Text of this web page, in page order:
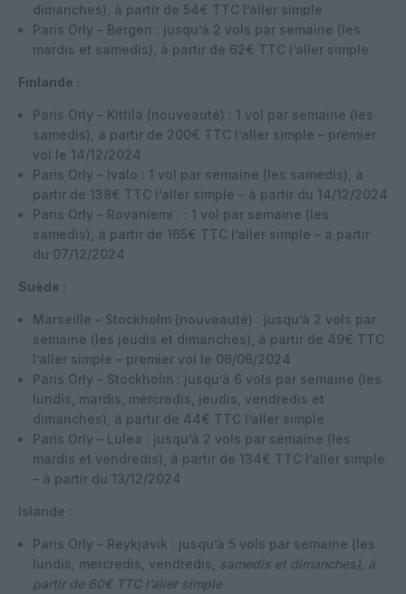
dimanches), à partir de 54€ TTC l’aller simple
Paris Orly – Bergen : jusqu’à 2 vols par semaine (les
mardis et samedis), à partir de 62€ TTC l’aller simple
Finlande :
Paris Orly – Kittilä (nouveauté) : 1 vol par semaine (les
samedis), à partir de 200€ TTC l’aller simple – premier
vol le 14/12/2024
Paris Orly – Ivalo : 1 vol par semaine (les samedis), à
partir de 138€ TTC l’aller simple – à partir du 14/12/2024
Paris Orly – Rovaniemi : : 1 vol par semaine (les
samedis), à partir de 165€ TTC l’aller simple – à partir
du 07/12/2024
Suède :
Marseille – Stockholm (nouveauté) : jusqu’à 2 vols par
semaine (les jeudis et dimanches), à partir de 49€ TTC
l’aller simple – premier vol le 06/06/2024
Paris Orly – Stockholm : jusqu’à 6 vols par semaine (les
lundis, mardis, mercredis, jeudis, vendredis et
dimanches), à partir de 44€ TTC l’aller simple
Paris Orly – Lulea : jusqu’à 2 vols par semaine (les
mardis et vendredis), à partir de 134€ TTC l’aller simple
– à partir du 13/12/2024
Islande :
Paris Orly – Reykjavik : jusqu’à 5 vols par semaine (les
lundis, mercredis, vendredis, samedis et dimanches), à
partir de 60€ TTC l’aller simple